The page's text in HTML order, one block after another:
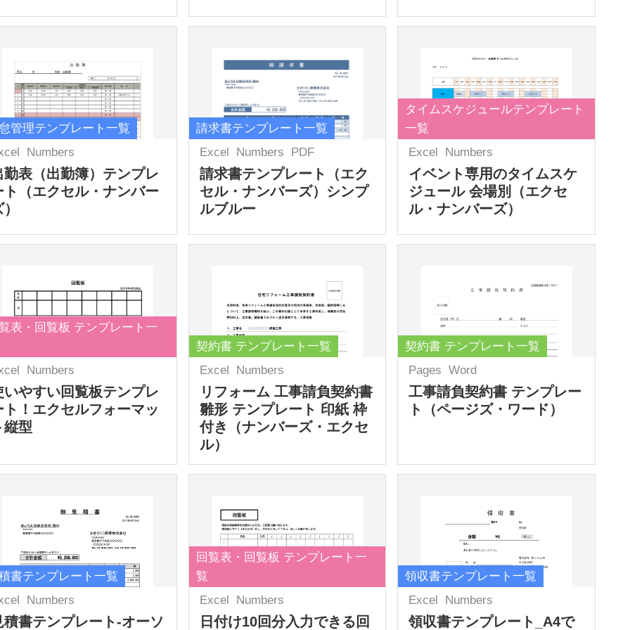
管理テンプレート一覧
Numbers
勤表（出勤簿）テンプレ
ト（エクセル・ナンバー
請求書テンプレート一覧
Excel
Numbers PDF
請求書テンプレート（エク
セル・ナンバーズ）シンプ
ルブルー
タイムスケジュールテンプレート
一覧
Excel
Numbers
イベント専用のタイムスケ
ジュール 会場別（エクセ
ル・ナンバーズ）
表・回覧板 テンプレート一
Numbers
いやすい回覧板テンプレ
ト！エクセルフォーマッ
縦型
契約書 テンプレート一覧
Excel
Numbers
リフォーム 工事請負契約書
雛形 テンプレート 印紙 枠
付き（ナンバーズ・エクセ
ル）
契約書 テンプレート一覧
Pages Word
工事請負契約書 テンプレー
ト（ページズ・ワード）
書テンプレート一覧
Numbers
積書テンプレート-オーソ
回覧表・回覧板 テンプレート一
覧
Excel
Numbers
日付け10回分入力できる回
領収書テンプレート一覧
Excel
Numbers
領収書テンプレート_A4で